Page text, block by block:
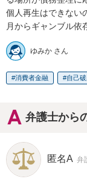
個人再生はできない
月からギャンブル依
ゆみか さん
消費者金融 自己
弁護士から
匿名A 弁